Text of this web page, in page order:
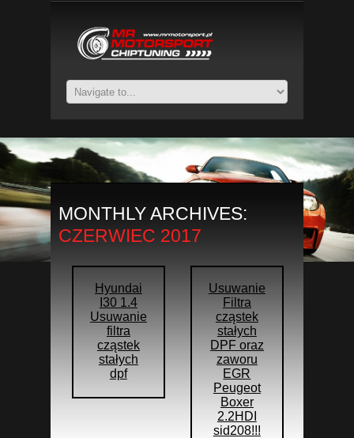
MONTHLY ARCHIVES:
CZERWIEC 2017
Hyundai
I30 1.4
Usuwanie
filtra
cząstek
stałych
dpf
Usuwanie
Filtra
cząstek
stałych
DPF oraz
zaworu
EGR
Peugeot
Boxer
2.2HDI
sid208!!!